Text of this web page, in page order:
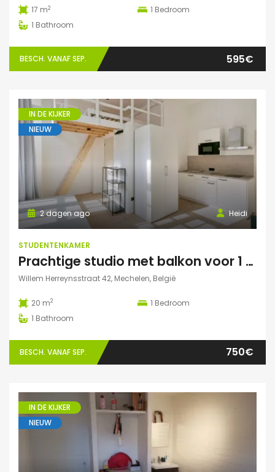
17 m2 1 Bedroom
1 Bathroom
BESCH. VANAF SEP. 595€
IN DE KIJKER
NIEUW
Heidi
2 dagen ago
STUDENTENKAMER
Prachtige studio met balkon voor 1 student(e)!
Willem Herreynsstraat 42, Mechelen, België
20 m2 1 Bedroom
1 Bathroom
BESCH. VANAF SEP. 750€
IN DE KIJKER
NIEUW